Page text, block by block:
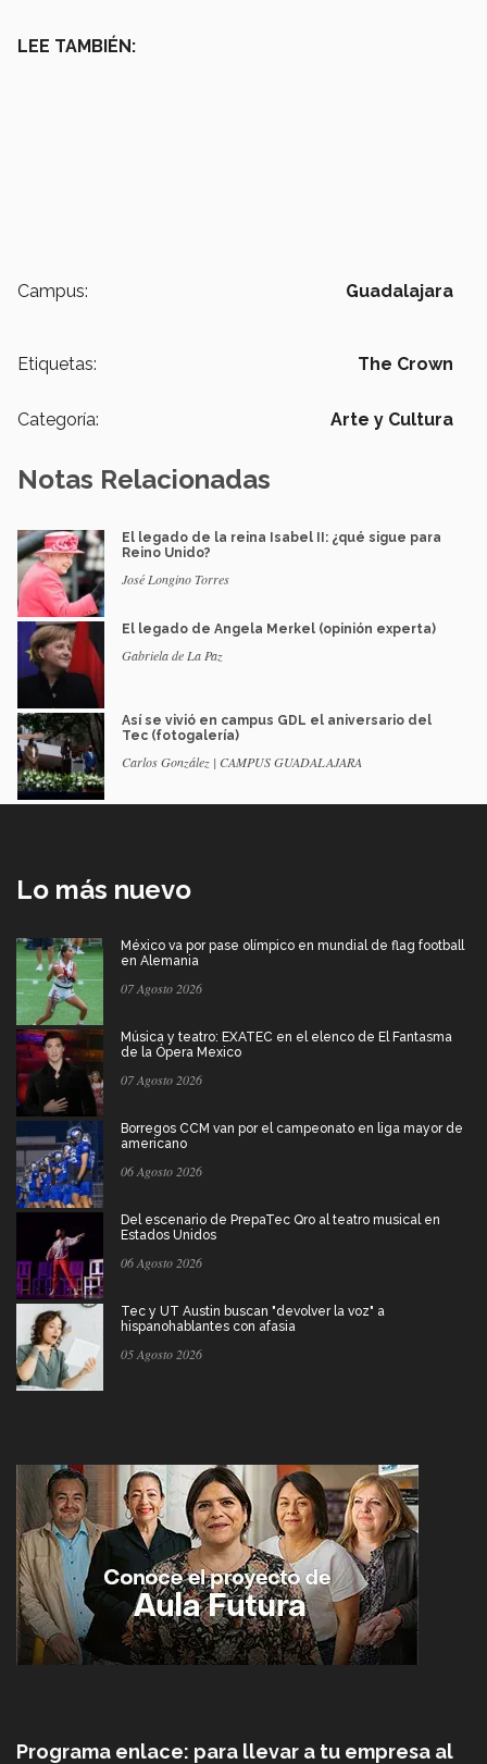
LEE TAMBIÉN:
Campus: Guadalajara
Etiquetas: The Crown
Categoría: Arte y Cultura
Notas Relacionadas
El legado de la reina Isabel II: ¿qué sigue para
Reino Unido?
José Longino Torres
El legado de Angela Merkel (opinión experta)
Gabriela de La Paz
Así se vivió en campus GDL el aniversario del
Tec (fotogalería)
Carlos González | CAMPUS GUADALAJARA
Lo más nuevo
México va por pase olímpico en mundial de flag football
en Alemania
07 Agosto 2026
Música y teatro: EXATEC en el elenco de El Fantasma
de la Ópera Mexico
07 Agosto 2026
Borregos CCM van por el campeonato en liga mayor de
americano
06 Agosto 2026
Del escenario de PrepaTec Qro al teatro musical en
Estados Unidos
06 Agosto 2026
Tec y UT Austin buscan "devolver la voz" a
hispanohablantes con afasia
05 Agosto 2026
Programa enlace: para llevar a tu empresa al